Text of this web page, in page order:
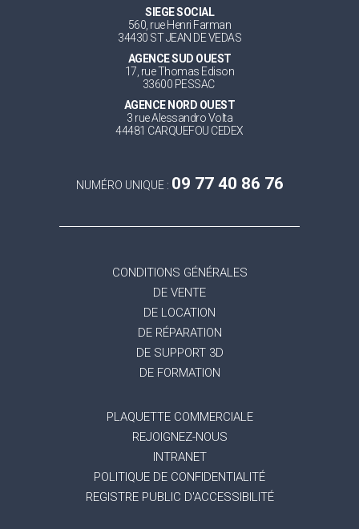
SIEGE SOCIAL
560, rue Henri Farman
34430 ST JEAN DE VEDAS
AGENCE SUD OUEST
17, rue Thomas Edison
33600 PESSAC
AGENCE NORD OUEST
3 rue Alessandro Volta
44481 CARQUEFOU CEDEX
NUMÉRO UNIQUE : 09 77 40 86 76
CONDITIONS GÉNÉRALES
DE VENTE
DE LOCATION
DE RÉPARATION
DE SUPPORT 3D
DE FORMATION
PLAQUETTE COMMERCIALE
REJOIGNEZ-NOUS
INTRANET
POLITIQUE DE CONFIDENTIALITÉ
REGISTRE PUBLIC D'ACCESSIBILITÉ